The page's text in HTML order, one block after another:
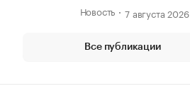
Новость
7 августа 2026
Все публикации